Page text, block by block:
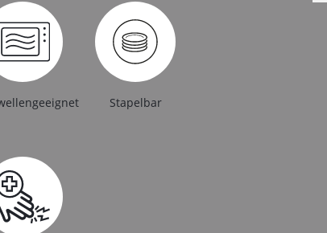
Stapelbar